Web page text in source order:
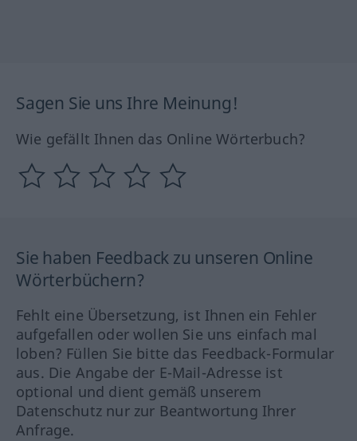
Sagen Sie uns Ihre Meinung!
Wie gefällt Ihnen das Online Wörterbuch?
Sie haben Feedback zu unseren Online
Wörterbüchern?
Fehlt eine Übersetzung, ist Ihnen ein Fehler
aufgefallen oder wollen Sie uns einfach mal
loben? Füllen Sie bitte das Feedback-Formular
aus. Die Angabe der E-Mail-Adresse ist
optional und dient gemäß unserem
Datenschutz nur zur Beantwortung Ihrer
Anfrage.